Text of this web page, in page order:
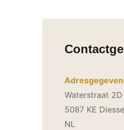
Waterstraat 2D
5087 KE
NL